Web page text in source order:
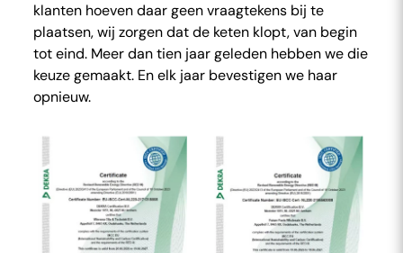
klanten hoeven daar geen vraagtekens bij te
plaatsen, wij zorgen dat de keten klopt, van begin
tot eind. Meer dan tien jaar geleden hebben we die
keuze gemaakt. En elk jaar bevestigen we haar
opnieuw.